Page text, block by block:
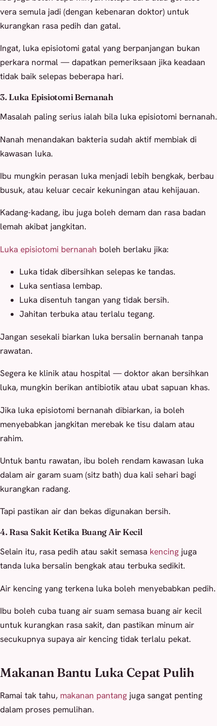
vera semula jadi (dengan kebenaran doktor) untuk
kurangkan rasa pedih dan gatal.
Ingat, luka episiotomi gatal yang berpanjangan bukan
perkara normal — dapatkan pemeriksaan jika keadaan
tidak baik selepas beberapa hari.
3. Luka Episiotomi Bernanah
Masalah paling serius ialah bila luka episiotomi bernanah.
Nanah menandakan bakteria sudah aktif membiak di
kawasan luka.
Ibu mungkin perasan luka menjadi lebih bengkak, berbau
busuk, atau keluar cecair kekuningan atau kehijauan.
Kadang-kadang, ibu juga boleh demam dan rasa badan
lemah akibat jangkitan.
Luka episiotomi bernanah boleh berlaku jika:
Luka tidak dibersihkan selepas ke tandas.
Luka sentiasa lembap.
Luka disentuh tangan yang tidak bersih.
Jahitan terbuka atau terlalu tegang.
Jangan sesekali biarkan luka bersalin bernanah tanpa
rawatan.
Segera ke klinik atau hospital — doktor akan bersihkan
luka, mungkin berikan antibiotik atau ubat sapuan khas.
Jika luka episiotomi bernanah dibiarkan, ia boleh
menyebabkan jangkitan merebak ke tisu dalam atau
rahim.
Untuk bantu rawatan, ibu boleh rendam kawasan luka
dalam air garam suam (sitz bath) dua kali sehari bagi
kurangkan radang.
Tapi pastikan air dan bekas digunakan bersih.
4. Rasa Sakit Ketika Buang Air Kecil
Selain itu, rasa pedih atau sakit semasa kencing juga
tanda luka bersalin bengkak atau terbuka sedikit.
Air kencing yang terkena luka boleh menyebabkan pedih.
Ibu boleh cuba tuang air suam semasa buang air kecil
untuk kurangkan rasa sakit, dan pastikan minum air
secukupnya supaya air kencing tidak terlalu pekat.
Makanan Bantu Luka Cepat Pulih
Ramai tak tahu, makanan pantang juga sangat penting
dalam proses pemulihan.